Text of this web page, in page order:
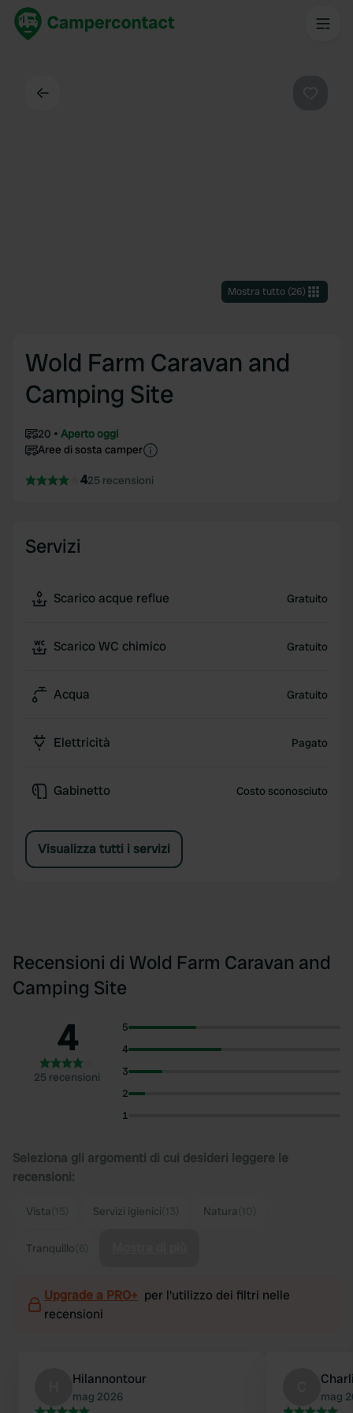
Mostra tutto(26)
Wold Farm Caravan and
Camping Site
20
Aperto oggi
Aree di sosta camper
425 recensioni
Servizi
Scarico acque reflue Gratuito
Scarico WC chimico Gratuito
Acqua Gratuito
Elettricità Pagato
Gabinetto Costo sconosciuto
Visualizza tutti i servizi
Recensioni di Wold Farm Caravan and
Camping Site
4
25 recensioni
5
4
3
2
1
Seleziona gli argomenti di cui desideri leggere le
recensioni:
Vista Servizi igienici Natura
Tranquillo
Upgrade a PRO+ per l'utilizzo dei filtri nelle
recensioni
Hilannontour
mag 2026 mag